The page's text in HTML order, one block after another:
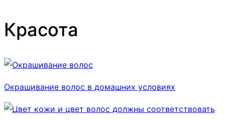
Красота
Окрашивание волос в домашних условиях